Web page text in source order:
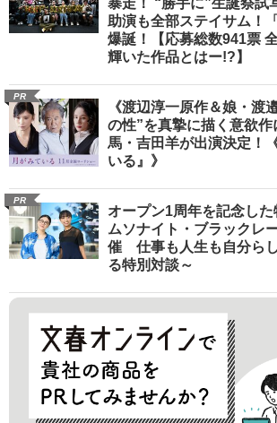
暴走！ “勝手に”生誕祭試
助演も全部ステイサム！
爆誕！【応募総数941票
輝いた作品とはー!?】
PR
《渡辺淳一原作＆娘・渡
の性”を真摯に描く意欲
馬・吉田羊が出演決定！
いる』》
PR
オープン1周年を記念し
ムソナイト・ブラックレ
催 仕事も人生も自分ら
る特別対談～